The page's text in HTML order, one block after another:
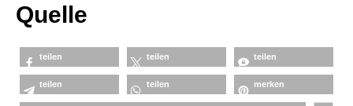
Quelle
teilen teilen teilen
teilen teilen merken